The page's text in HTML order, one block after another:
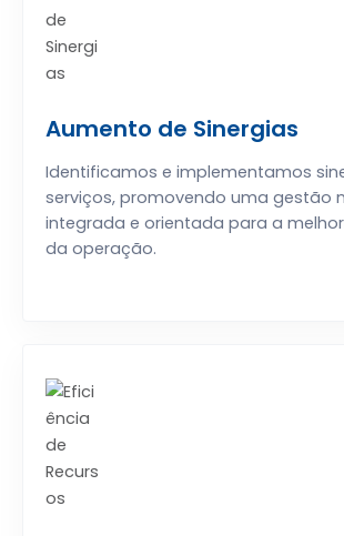
Aumento de Sinergias
Identificamos e implementamos
serviços, promovendo uma gestão
integrada e orientada para a
da operação.